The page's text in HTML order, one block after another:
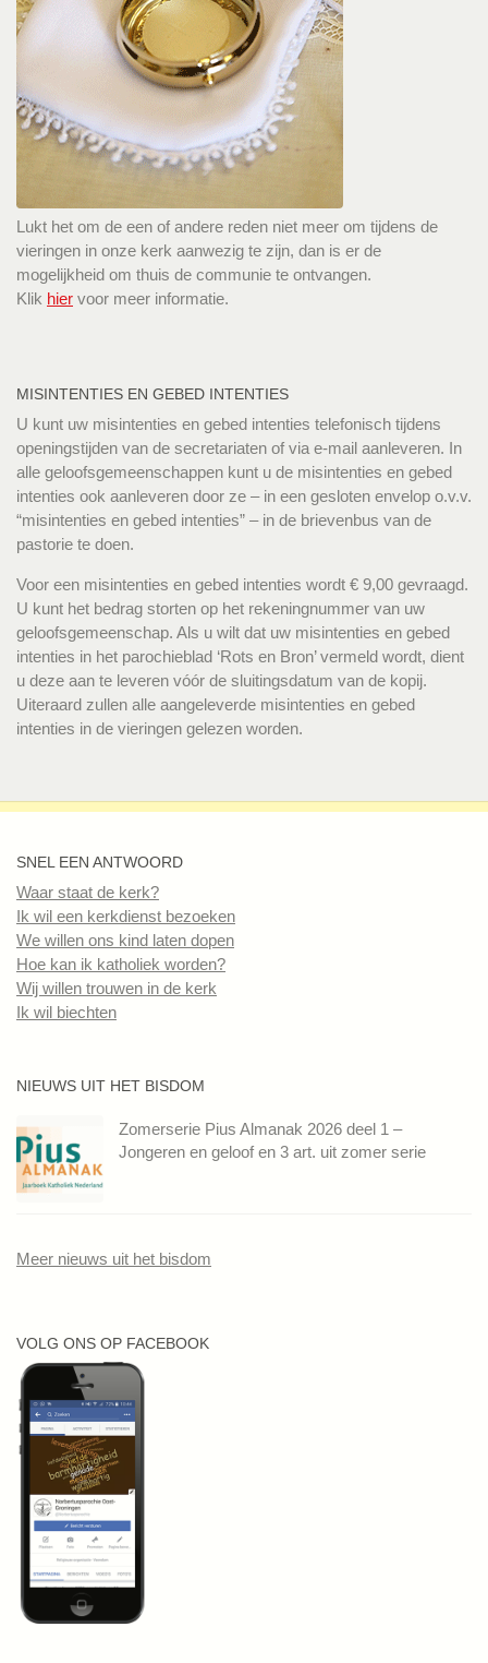
Lukt het om de een of andere reden niet meer om tijdens de
vieringen in onze kerk aanwezig te zijn, dan is er de
mogelijkheid om thuis de communie te ontvangen.
Klik hier voor meer informatie.
MISINTENTIES EN GEBED INTENTIES
U kunt uw misintenties en gebed intenties telefonisch tijdens
openingstijden van de secretariaten of via e-mail aanleveren. In
alle geloofsgemeenschappen kunt u de misintenties en gebed
intenties ook aanleveren door ze – in een gesloten envelop o.v.v.
“misintenties en gebed intenties” – in de brievenbus van de
pastorie te doen.
Voor een misintenties en gebed intenties wordt € 9,00 gevraagd.
U kunt het bedrag storten op het rekeningnummer van uw
geloofsgemeenschap. Als u wilt dat uw misintenties en gebed
intenties in het parochieblad ‘Rots en Bron’ vermeld wordt, dient
u deze aan te leveren vóór de sluitingsdatum van de kopij.
Uiteraard zullen alle aangeleverde misintenties en gebed
intenties in de vieringen gelezen worden.
SNEL EEN ANTWOORD
Waar staat de kerk?
Ik wil een kerkdienst bezoeken
We willen ons kind laten dopen
Hoe kan ik katholiek worden?
Wij willen trouwen in de kerk
Ik wil biechten
NIEUWS UIT HET BISDOM
Zomerserie Pius Almanak 2026 deel 1 –
Jongeren en geloof en 3 art. uit zomer serie
Meer nieuws uit het bisdom
VOLG ONS OP FACEBOOK